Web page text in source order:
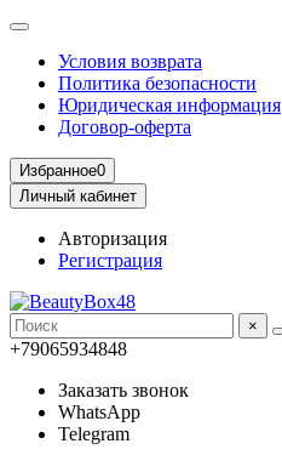
Условия возврата
Политика безопасности
Юридическая информация
Договор-оферта
Избранное0
Личный кабинет
Авторизация
Регистрация
×
+79065934848
Заказать звонок
WhatsApp
Telegram